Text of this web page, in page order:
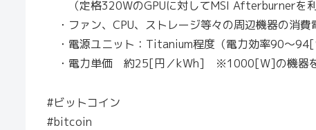
（定格320WのGPUに対してMSI Afterburnerを
・ファン、CPU、ストレージ等々の周辺機器の消
・電源ユニット：Titanium程度（電力効率90～94[
・電力単価 約25[円／kWh] ※1000[W]の機器を
#ビットコイン
#bitcoin